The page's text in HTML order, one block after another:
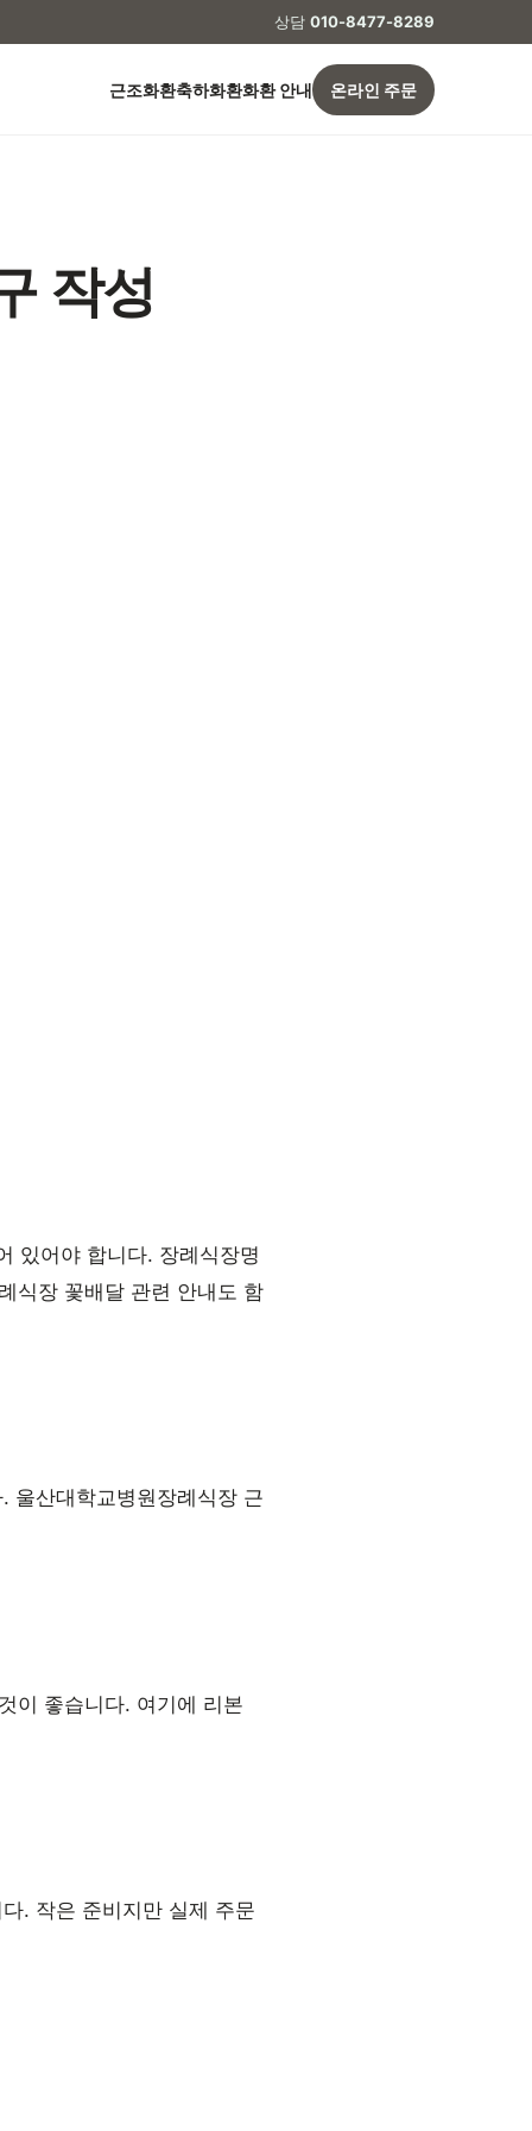
상담 010-8477-8289
근조화환축하화환화환 안내 온라인 주문
작성
있어야 합니다. 장례식장명
식장 꽃배달 관련 안내도 함
울산대학교병원장례식장 근
이 좋습니다. 여기에 리본
. 작은 준비지만 실제 주문